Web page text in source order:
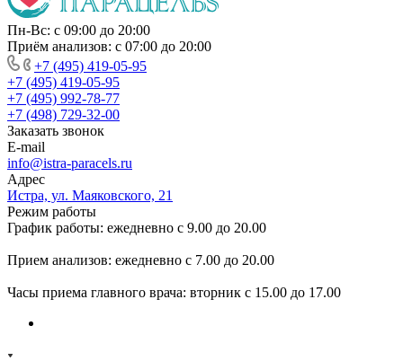
Пн-Вс: с 09:00 до 20:00
Приём анализов: с 07:00 до 20:00
+7 (495) 419-05-95
+7 (495) 419-05-95
+7 (495) 992-78-77
+7 (498) 729-32-00
Заказать звонок
E-mail
info@istra-paracels.ru
Адрес
Истра, ул. Маяковского, 21
Режим работы
График работы: ежедневно с 9.00 до 20.00
Прием анализов: ежедневно с 7.00 до 20.00
Часы приема главного врача: вторник с 15.00 до 17.00